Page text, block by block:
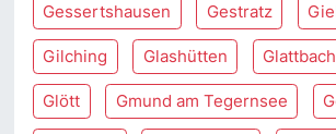
Gessertshausen Gestratz
Gilching Glashütten Glattbach
Glött Gmund am Tegernsee